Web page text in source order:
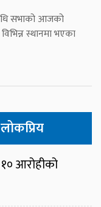
सभाको आजको
स्थानमा भएका
लोकप्रिय
१० आरोहीको